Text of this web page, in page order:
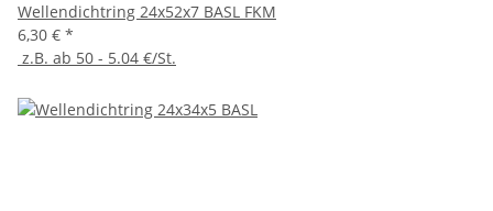
Wellendichtring 24x52x7 BASL FKM
6,30 € *
z.B. ab 50 - 5.04 €/St.